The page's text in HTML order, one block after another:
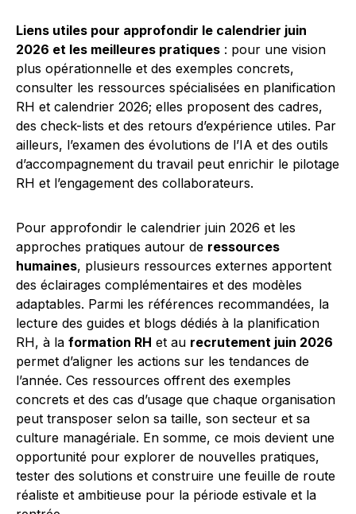
Liens utiles pour approfondir le calendrier juin
2026 et les meilleures pratiques : pour une vision
plus opérationnelle et des exemples concrets,
consulter les ressources spécialisées en planification
RH et calendrier 2026; elles proposent des cadres,
des check-lists et des retours d’expérience utiles. Par
ailleurs, l’examen des évolutions de l’IA et des outils
d’accompagnement du travail peut enrichir le pilotage
RH et l’engagement des collaborateurs.
Pour approfondir le calendrier juin 2026 et les
approches pratiques autour de ressources
humaines, plusieurs ressources externes apportent
des éclairages complémentaires et des modèles
adaptables. Parmi les références recommandées, la
lecture des guides et blogs dédiés à la planification
RH, à la formation RH et au recrutement juin 2026
permet d’aligner les actions sur les tendances de
l’année. Ces ressources offrent des exemples
concrets et des cas d’usage que chaque organisation
peut transposer selon sa taille, son secteur et sa
culture managériale. En somme, ce mois devient une
opportunité pour explorer de nouvelles pratiques,
tester des solutions et construire une feuille de route
réaliste et ambitieuse pour la période estivale et la